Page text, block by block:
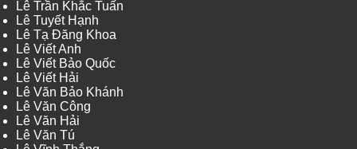
Lê Trần Khắc Tuấn
Lê Tuyết Hạnh
Lê Tạ Đăng Khoa
Lê Viết Anh
Lê Viết Bảo Quốc
Lê Viết Hải
Lê Văn Bảo Khánh
Lê Văn Công
Lê Văn Hải
Lê Văn Tú